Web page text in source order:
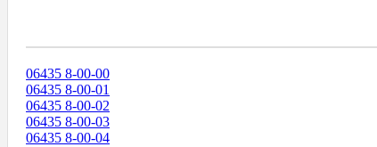
06435 8-00-00
06435 8-00-01
06435 8-00-02
06435 8-00-03
06435 8-00-04